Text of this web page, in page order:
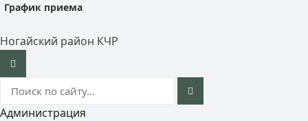
График приема
Ногайский район КЧР
Администрация